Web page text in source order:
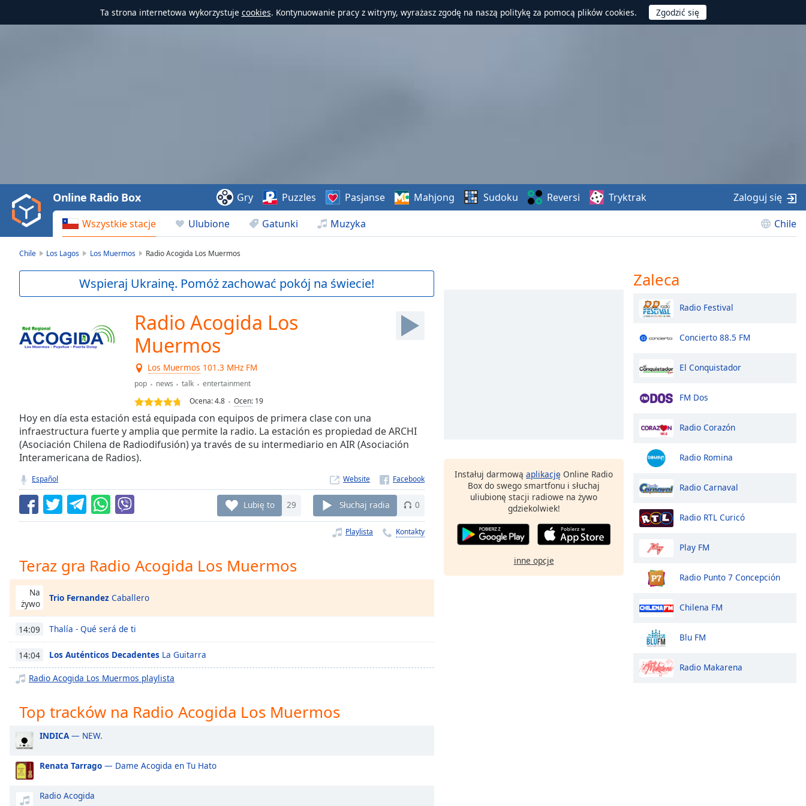
Ta strona internetowa wykorzystuje cookies. Kontynuowanie pracy z witryny, wyrażasz zgodę na naszą politykę za pomocą plików cookies.
Video
Play
Backward
Skip
Current
Loaded:
0.00%
behind
LIVE
Remaining
Time-
Playback
Chapters
Descriptions
descriptions
selected
Subtitles
subtitles
opens
subtitles
settings
dialog
subtitles
off
Wszystkie stacje Ulubione Gatunki Muzyka Chile
Online Radio Box Gry Puzzles Pasjanse Mahjong Sudoku Reversi Tryktrak Zaloguj się
Chile Los Lagos Los Muermos Radio Acogida Los Muermos
Wspieraj Ukrainę. Pomóż zachować pokój na świecie!
Radio Acogida Los
Muermos
Los Muermos 101.3 MHz FM
pop news talk
entertainment
Ocena:4.8 Ocen: 19
Hoy en día esta estación está equipada con equipos de primera clase con una
infraestructura fuerte y amplia que permite la radio. La estación es propiedad de ARCHI
(Asociación Chilena de Radiodifusión) ya través de su intermediario en AIR (Asociación
Interamericana de Radios).
Español Website
Lubię to 29 Słuchaj radia 0
Playlista Kontakty
Teraz gra Radio Acogida Los Muermos
Na
żywo
Trio Fernandez Caballero
14:09 Thalía - Qué será de ti
14:04 Los Auténticos Decadentes La Guitarra
Radio Acogida Los Muermos playlista
Top tracków na Radio Acogida Los Muermos
INDICA— NEW.
Renata Tarrago — Dame Acogida en Tu Hato
Radio Acogida
Instałuj darmową aplikację Online Radio
Box do swego smartfonu i słuchaj
uliubionę stacji radiowe na żywo
gdziekolwiek!
inne opcje
Zaleca
Radio Festival
Concierto 88.5 FM
El Conquistador
FM Dos
Radio Corazón
Radio Romina
Radio Carnaval
Radio RTL Curicó
Play FM
Radio Punto 7 Concepción
Chilena FM
Blu FM
Radio Makarena